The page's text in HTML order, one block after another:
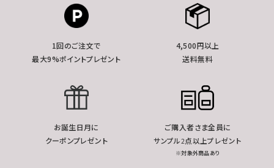
1回のご注文で
最大9%ポイントプレゼント
4,500円以上
送料無料
お誕生日月に
クーポンプレゼント
ご購入者さま全員に
サンプル2点以上プレゼント
※対象外商品あり